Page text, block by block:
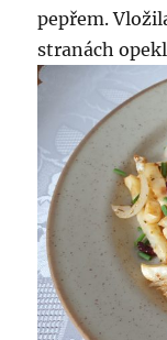
pepřem.
stranách